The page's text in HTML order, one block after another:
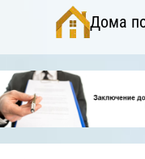
Дома